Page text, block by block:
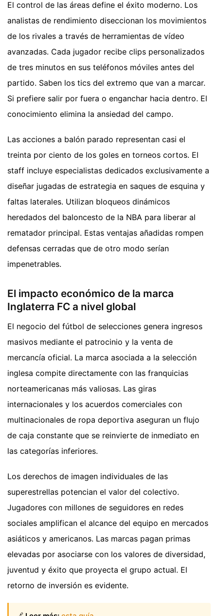
El control de las áreas define el éxito moderno. Los
analistas de rendimiento diseccionan los movimientos
de los rivales a través de herramientas de vídeo
avanzadas. Cada jugador recibe clips personalizados
de tres minutos en sus teléfonos móviles antes del
partido. Saben los tics del extremo que van a marcar.
Si prefiere salir por fuera o enganchar hacia dentro. El
conocimiento elimina la ansiedad del campo.
Las acciones a balón parado representan casi el
treinta por ciento de los goles en torneos cortos. El
staff incluye especialistas dedicados exclusivamente a
diseñar jugadas de estrategia en saques de esquina y
faltas laterales. Utilizan bloqueos dinámicos
heredados del baloncesto de la NBA para liberar al
rematador principal. Estas ventajas añadidas rompen
defensas cerradas que de otro modo serían
impenetrables.
El impacto económico de la marca
Inglaterra FC a nivel global
El negocio del fútbol de selecciones genera ingresos
masivos mediante el patrocinio y la venta de
mercancía oficial. La marca asociada a la selección
inglesa compite directamente con las franquicias
norteamericanas más valiosas. Las giras
internacionales y los acuerdos comerciales con
multinacionales de ropa deportiva aseguran un flujo
de caja constante que se reinvierte de inmediato en
las categorías inferiores.
Los derechos de imagen individuales de las
superestrellas potencian el valor del colectivo.
Jugadores con millones de seguidores en redes
sociales amplifican el alcance del equipo en mercados
asiáticos y americanos. Las marcas pagan primas
elevadas por asociarse con los valores de diversidad,
juventud y éxito que proyecta el grupo actual. El
retorno de inversión es evidente.